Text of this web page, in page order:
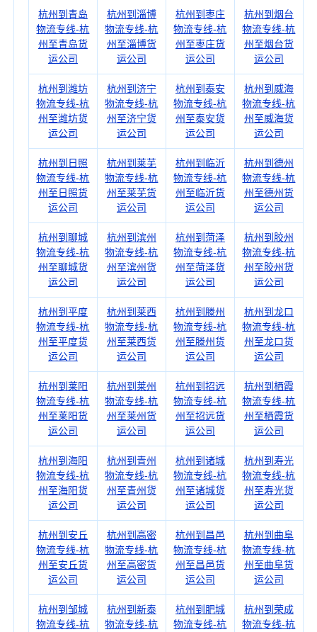
杭州到青岛
物流专线-杭
州至青岛货
运公司
杭州到淄博
物流专线-杭
州至淄博货
运公司
杭州到枣庄
物流专线-杭
州至枣庄货
运公司
杭州到烟台
物流专线-杭
州至烟台货
运公司
杭州到潍坊
物流专线-杭
州至潍坊货
运公司
杭州到济宁
物流专线-杭
州至济宁货
运公司
杭州到泰安
物流专线-杭
州至泰安货
运公司
杭州到威海
物流专线-杭
州至威海货
运公司
杭州到日照
物流专线-杭
州至日照货
运公司
杭州到莱芜
物流专线-杭
州至莱芜货
运公司
杭州到临沂
物流专线-杭
州至临沂货
运公司
杭州到德州
物流专线-杭
州至德州货
运公司
杭州到聊城
物流专线-杭
州至聊城货
运公司
杭州到滨州
物流专线-杭
州至滨州货
运公司
杭州到菏泽
物流专线-杭
州至菏泽货
运公司
杭州到胶州
物流专线-杭
州至胶州货
运公司
杭州到平度
物流专线-杭
州至平度货
运公司
杭州到莱西
物流专线-杭
州至莱西货
运公司
杭州到滕州
物流专线-杭
州至滕州货
运公司
杭州到龙口
物流专线-杭
州至龙口货
运公司
杭州到莱阳
物流专线-杭
州至莱阳货
运公司
杭州到莱州
物流专线-杭
州至莱州货
运公司
杭州到招远
物流专线-杭
州至招远货
运公司
杭州到栖霞
物流专线-杭
州至栖霞货
运公司
杭州到海阳
物流专线-杭
州至海阳货
运公司
杭州到青州
物流专线-杭
州至青州货
运公司
杭州到诸城
物流专线-杭
州至诸城货
运公司
杭州到寿光
物流专线-杭
州至寿光货
运公司
杭州到安丘
物流专线-杭
州至安丘货
运公司
杭州到高密
物流专线-杭
州至高密货
运公司
杭州到昌邑
物流专线-杭
州至昌邑货
运公司
杭州到曲阜
物流专线-杭
州至曲阜货
运公司
杭州到邹城
物流专线-杭
杭州到新泰
物流专线-杭
杭州到肥城
物流专线-杭
杭州到荣成
物流专线-杭